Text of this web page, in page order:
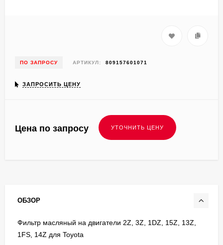
ПО ЗАПРОСУ АРТИКУЛ: 809157601071
ЗАПРОСИТЬ ЦЕНУ
Цена по запросу
ОБЗОР
Фильтр масляный на двигатели 2Z, 3Z, 1DZ, 15Z, 13Z,
1FS, 14Z для Toyota